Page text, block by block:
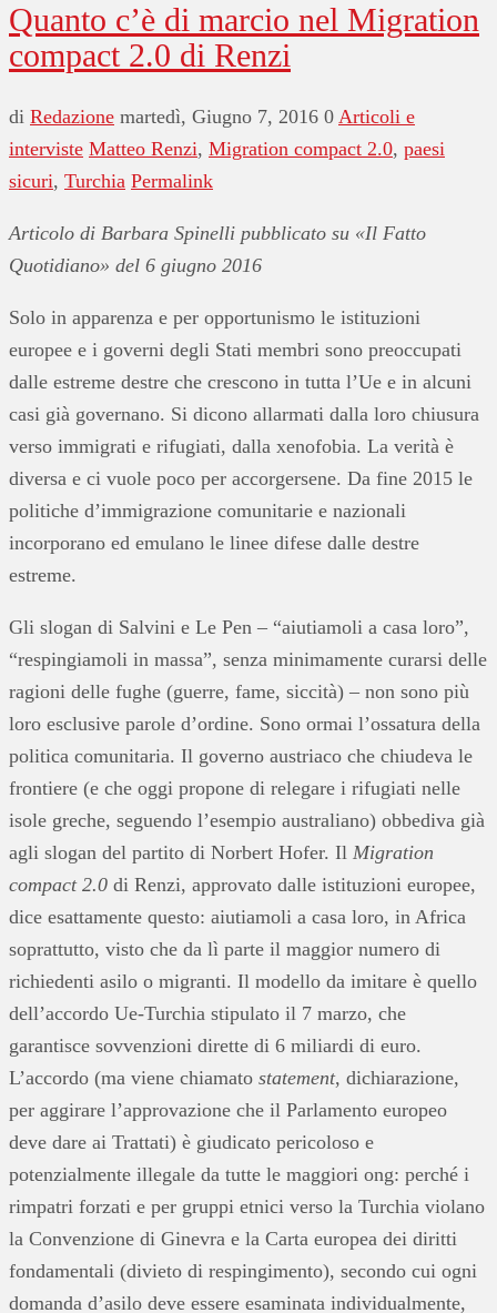
Quanto c’è di marcio nel Migration
compact 2.0 di Renzi
di Redazione martedì, Giugno 7, 2016 0 Articoli e
interviste Matteo Renzi, Migration compact 2.0, paesi
sicuri, Turchia Permalink
Articolo di Barbara Spinelli pubblicato su «Il Fatto
Quotidiano» del 6 giugno 2016
Solo in apparenza e per opportunismo le istituzioni
europee e i governi degli Stati membri sono preoccupati
dalle estreme destre che crescono in tutta l’Ue e in alcuni
casi già governano. Si dicono allarmati dalla loro chiusura
verso immigrati e rifugiati, dalla xenofobia. La verità è
diversa e ci vuole poco per accorgersene. Da fine 2015 le
politiche d’immigrazione comunitarie e nazionali
incorporano ed emulano le linee difese dalle destre
estreme.
Gli slogan di Salvini e Le Pen – “aiutiamoli a casa loro”,
“respingiamoli in massa”, senza minimamente curarsi delle
ragioni delle fughe (guerre, fame, siccità) – non sono più
loro esclusive parole d’ordine. Sono ormai l’ossatura della
politica comunitaria. Il governo austriaco che chiudeva le
frontiere (e che oggi propone di relegare i rifugiati nelle
isole greche, seguendo l’esempio australiano) obbediva già
agli slogan del partito di Norbert Hofer. Il Migration
compact 2.0 di Renzi, approvato dalle istituzioni europee,
dice esattamente questo: aiutiamoli a casa loro, in Africa
soprattutto, visto che da lì parte il maggior numero di
richiedenti asilo o migranti. Il modello da imitare è quello
dell’accordo Ue-Turchia stipulato il 7 marzo, che
garantisce sovvenzioni dirette di 6 miliardi di euro.
L’accordo (ma viene chiamato statement, dichiarazione,
per aggirare l’approvazione che il Parlamento europeo
deve dare ai Trattati) è giudicato pericoloso e
potenzialmente illegale da tutte le maggiori ong: perché i
rimpatri forzati e per gruppi etnici verso la Turchia violano
la Convenzione di Ginevra e la Carta europea dei diritti
fondamentali (divieto di respingimento), secondo cui ogni
domanda d’asilo deve essere esaminata individualmente,